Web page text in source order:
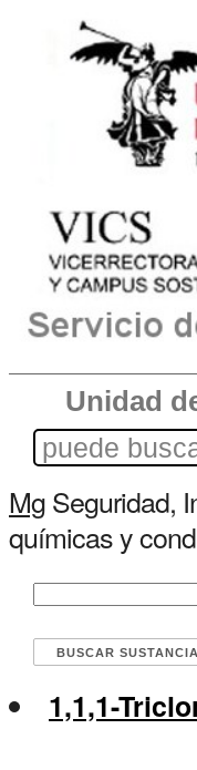
Unidad
MgSeguridad,
químicas y
1,1,1-